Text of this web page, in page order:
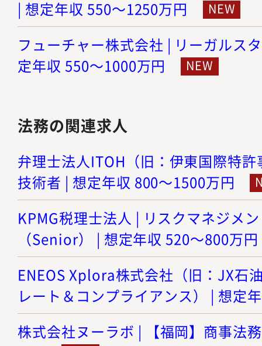
| 想定年収 550～1250万円
フューチャー株式会社 | リーガルス
定年収 550～1000万円
法務の関連求人
弁理士法人ITOH（旧：伊東国際特
技術者 | 想定年収 800～1500万円
KPMG税理士法人 | リスクマネジメ
（Senior） | 想定年収 520～800万円
ENEOS Xplora株式会社（旧：JX石
レート＆コンプライアンス） | 想定
株式会社ヌーラボ | 【福岡】商事法